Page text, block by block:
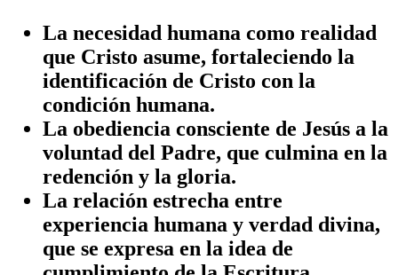
La necesidad humana como realidad
que Cristo asume, fortaleciendo la
identificación de Cristo con la
condición humana.
La obediencia consciente de Jesús a la
voluntad del Padre, que culmina en la
redención y la gloria.
La relación estrecha entre
experiencia humana y verdad divina,
que se expresa en la idea de